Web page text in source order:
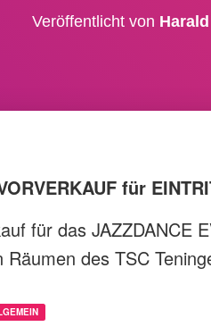
Veröffentlicht von
für
für das JAZZDANCE
Räumen des TSC